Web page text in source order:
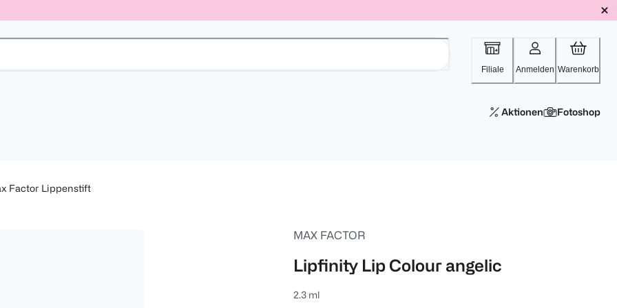
Filiale Anmelden Warenkorb
Aktionen Fotoshop
Factor Lippenstift
MAX FACTOR
Lipfinity Lip Colour angelic
2.3 ml